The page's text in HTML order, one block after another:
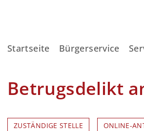
Startseite Bürgerservice
Betrugsdelikt
ZUSTÄNDIGE STELLE ONLINE-